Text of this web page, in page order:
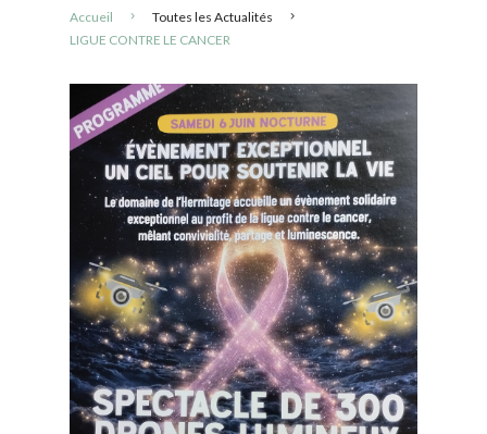
Accueil
Toutes les Actualités
LIGUE CONTRE LE CANCER